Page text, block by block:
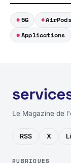
5G AirPods
Applications
Le Magazine de
RSS X
RUBRIQUES